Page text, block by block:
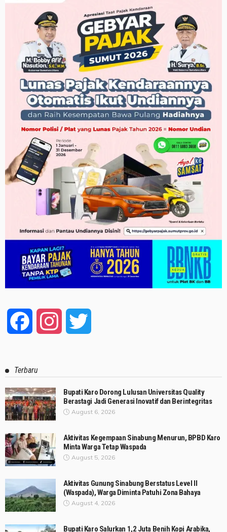
Facebook Instagram
Terbaru
Bupati Karo Dorong Lulusan Universitas Quality
Berastagi Jadi Generasi Inovatif dan Berintegritas
August 6, 2026
Aktivitas Kegempaan Sinabung Menurun, BPBD Karo
Minta Warga Tetap Waspada
August 5, 2026
Aktivitas Gunung Sinabung Berstatus Level II
(Waspada), Warga Diminta Patuhi Zona Bahaya
August 4, 2026
Bupati Karo Salurkan 1,2 Juta Benih Kopi Arabika,